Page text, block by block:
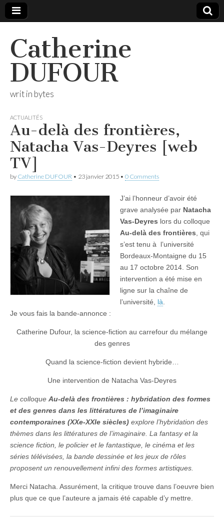
Catherine
DUFOUR
writ in bytes
ACTUALITÉS
Au-delà des frontières,
Natacha Vas-Deyres [web
TV]
by Catherine DUFOUR • 23 janvier 2015 • 0 Comments
J’ai l’honneur d’avoir été
grave analysée par Natacha
Vas-Deyres lors du colloque
Au-delà des frontières , qui
s’est tenu à l’université
Bordeaux-Montaigne du 15
au 17 octobre 2014. Son
intervention a été mise en
ligne sur la chaîne de
l’université, là
Je vous fais la bande-annonce :
Catherine Dufour, la science-fiction au carrefour du mélange
des genres
Quand la science-fiction devient hybride…
Une intervention de Natacha Vas-Deyres
Le colloque Au-delà des frontières : hybridation des formes
et des genres dans les littératures de l’imaginaire
contemporaines (XXe-XXIe siècles) explore l’hybridation des
thèmes dans les littératures de l’imaginaire. La fantasy et la
science fiction, le policier et le fantastique, le cinéma et les
séries télévisées, la bande dessinée et les jeux de rôles
proposent un renouvellement infini des formes artistiques.
Merci Natacha. Assurément, la critique trouve dans l’oeuvre bien
plus que ce que l’auteure a jamais été capable d’y mettre.